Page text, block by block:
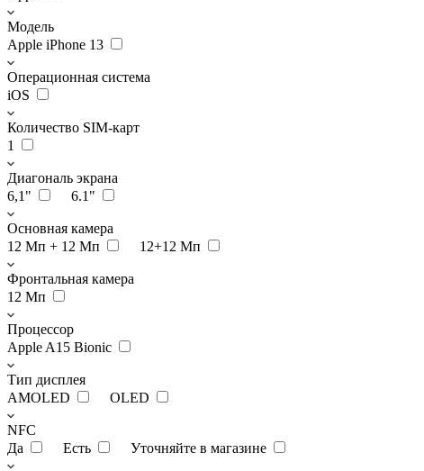
Модель
Apple iPhone 13
Операционная система
iOS
Количество SIM-карт
1
Диагональ экрана
6,1"
6.1"
Основная камера
12 Мп + 12 Мп
12+12 Мп
Фронтальная камера
12 Мп
Процессор
Apple A15 Bionic
Тип дисплея
AMOLED
OLED
NFC
Да
Есть Уточняйте в магазине